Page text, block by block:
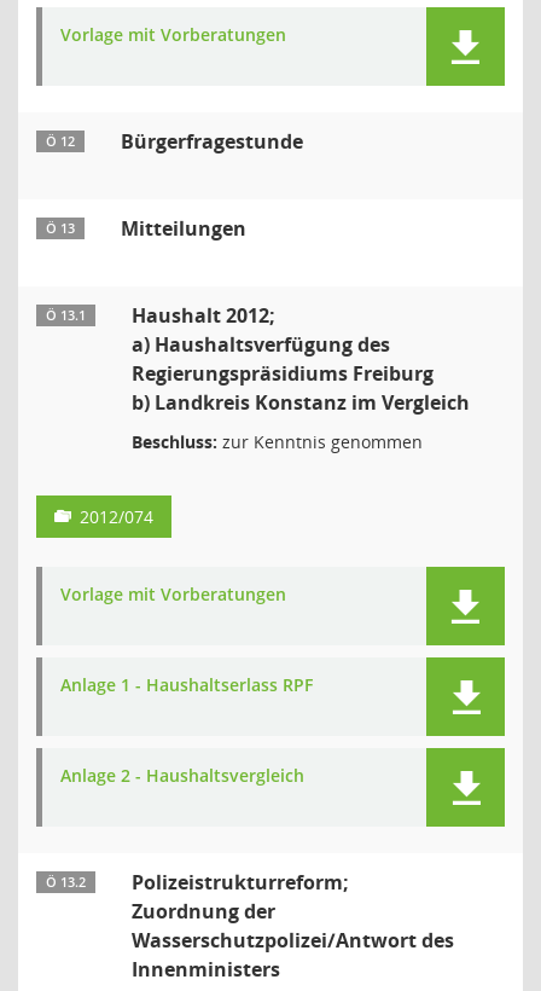
Vorlage mit Vorberatungen
Ö 12 Bürgerfragestunde
Ö 13 Mitteilungen
Ö 13.1
Haushalt 2012;
a) Haushaltsverfügung des
Regierungspräsidiums Freiburg
b) Landkreis Konstanz im Vergleich
Beschluss: zur Kenntnis genommen
2012/074
Vorlage mit Vorberatungen
Anlage 1 - Haushaltserlass RPF
Anlage 2 - Haushaltsvergleich
Ö 13.2
Polizeistrukturreform;
Zuordnung der
Wasserschutzpolizei/Antwort des
Innenministers